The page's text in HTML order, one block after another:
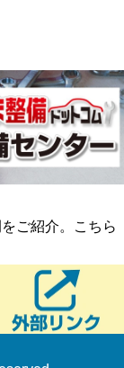
ご紹介。こちら